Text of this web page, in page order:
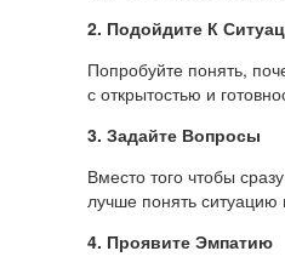
2. Подойдите К
Попробуйте понять,
с открытостью и
3. Задайте Вопросы
Вместо того чтобы
лучше понять ситуацию
4. Проявите Эмпатию